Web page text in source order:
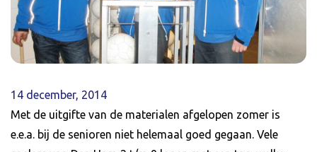
14 december, 2014
Met de uitgifte van de materialen afgelopen zomer is
e.e.a. bij de senioren niet helemaal goed gegaan. Vele